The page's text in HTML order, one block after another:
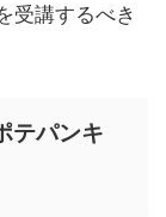
受講するべき
テパンキ